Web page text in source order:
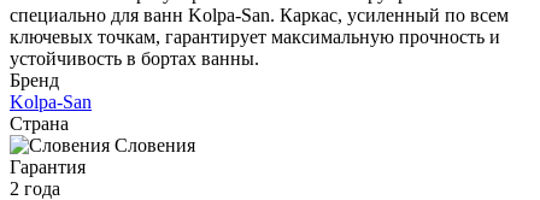
специально для ванн Kolpa-San. Каркас, усиленный по всем
ключевых точкам, гарантирует максимальную прочность и
устойчивость в бортах ванны.
Бренд
Kolpa-San
Страна
Словения
Гарантия
2 года